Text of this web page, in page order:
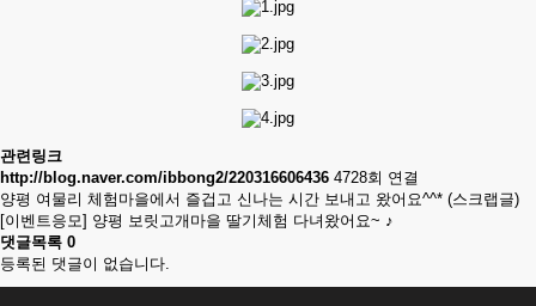
관련링크
http://blog.naver.com/ibbong2/220316606436 4728회 연결
양평 여물리 체험마을에서 즐겁고 신나는 시간 보내고 왔어요^^* (스크랩글)
[이벤트응모] 양평 보릿고개마을 딸기체험 다녀왔어요~ ♪
댓글목록 0
등록된 댓글이 없습니다.